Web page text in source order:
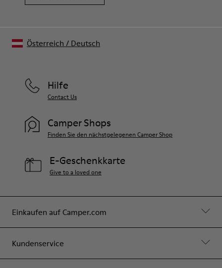
Einkaufen auf Camper.com
Kundenservice
Hilfe
Contact Us
Camper Shops
Finden Sie den nächstgelegenen Camper Shop
E-Geschenkkarte
Give to a loved one
Österreich / Deutsch